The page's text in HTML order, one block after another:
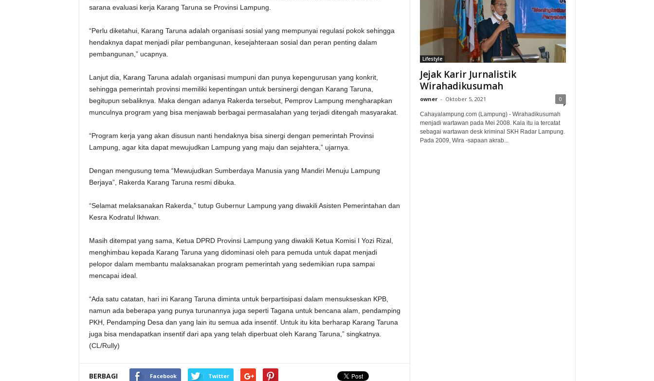
sarana evaluasi kerja Karang Taruna se Provinsi Lampung.
“Perlu diketahui, Karang Taruna adalah organisasi sosial yang mempunyai regulasi pokok sehingga
hendaknya dapat menjadi pilar pembangunan, kesejahteraan sosial dan peran penting dalam
pembangunan,” ucapnya.
Lanjut dia, Karang Taruna adalah organisasi mumpuni dan punya kepengurusan yang konkrit,
sehingga pemerintah provinsi memiliki kepentingan untuk bersinergi dengan Karang Taruna,
begitupun sebaliknya. Maka dengan adanya Rakerda tersebut, Pemprov Lampung mengharapkan
munculnya program yang bisa menjawab berbagai permasalahan yang terjadi ditengah masyarakat.
“Program kerja yang akan disusun nanti hendaknya bisa sinergi dengan pemerintah Provinsi
Lampung, agar kita dapat mewujudkan Lampung yang maju dan sejahtera,” ujarnya.
Dengan mengusung tema “Mewujudkan Sumberdaya Manusia yang Mandiri Menuju Lampung
Berjaya”, Rakerda Karang Taruna resmi dibuka.
“Selamat melaksanakan Rakerda,” tutup Gubernur Lampung yang diwakili Asisten Pemerintahan dan
Kesra Kodratul Ikhwan.
Masih ditempat yang sama, Ketua DPRD Provinsi Lampung yang diwakili Ketua Komisi I Yozi Rizal,
menghimbau kepada Karang Taruna yang didominasi oleh para pemuda untuk dapat menjadi
pelopor dalam membantu malaksanakan program pemerintah yang sedemikian rupa sampai
mencapai ideal.
“Ada satu catatan, hari ini Karang Taruna diminta untuk berpartisipasi dalam mensukseskan KPB,
namun ada beberapa yang punya turunannya juga seperti Tagana untuk bencana alam, pendamping
PKH, Pendamping Desa dan yang lain itu semua ada insentif. Untuk itu kita berharap Karang Taruna
juga bisa mendapatkan insentif dari apa yang telah diperbuat oleh Karang Taruna,” singkatnya.
(CL/Rully)
BERBAGI Facebook Twitter
Lifestyle
Jejak Karir Jurnalistik
Wirahadikusumah
owner - Oktober 5, 2021 0
Cahayalampung.com (Lampung) - Wirahadikusumah
menjadi wartawan pada Mei 2008. Kala itu ia tercatat
sebagai wartawan desk kriminal SKH Radar Lampung.
Pada 2009, Wira -sapaan akrab...